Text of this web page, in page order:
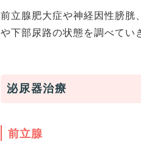
前立腺肥大症や神経因性膀胱
や下部尿路の状態を調べてい
泌尿器治療
前立腺